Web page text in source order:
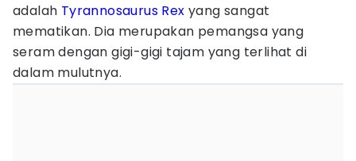
adalah Tyrannosaurus Rex yang sangat
mematikan. Dia merupakan pemangsa yang
seram dengan gigi-gigi tajam yang terlihat di
dalam mulutnya.